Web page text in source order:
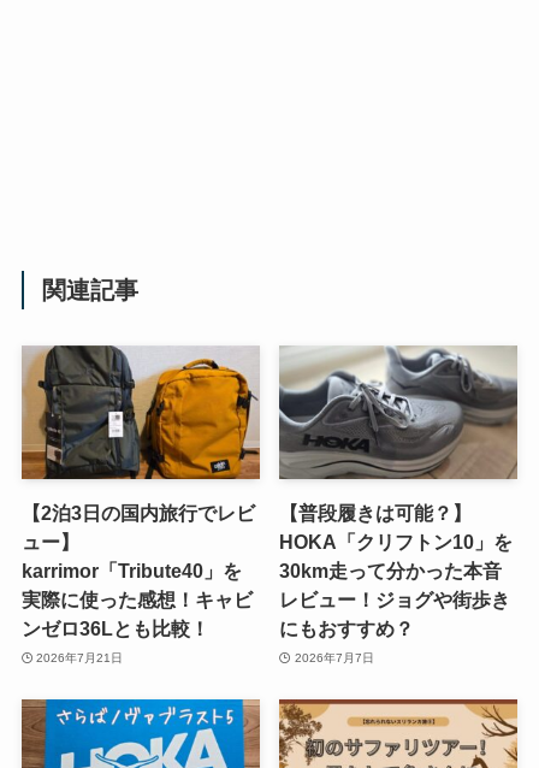
関連記事
【2泊3日の国内旅行でレビ
ュー】
karrimor「Tribute40」を
実際に使った感想！キャビ
ンゼロ36Lとも比較！
2026年7月21日
【普段履きは可能？】
HOKA「クリフトン10」を
30km走って分かった本音
レビュー！ジョグや街歩き
にもおすすめ？
2026年7月7日